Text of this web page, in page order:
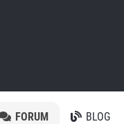
FORUM BLOG